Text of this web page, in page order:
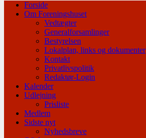
Forside
Om Foreningshuset
Vedtægter
Generalforsamlinger
Bestyrelsen
Lokalplan, links og dokumenter
Kontakt
Privatlivspolitik
Redaktør-Login
Kalender
Udlejning
Prisliste
Medlem
Sidste nyt
Nyhedsbreve